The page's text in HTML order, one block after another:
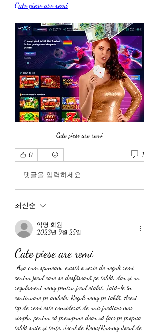
Cate piese are remi
Cate piese are remi
0 1
댓글을 입력하세요.
최신순
익명 회원
2023년 9월 25일
Cate piese are remi
pentru jocul care se desfășoară pe tablă, dar și un
regulament remy pentru jocul etalat. Iată-le în
continuare pe ambele: Reguli remy pe tablă; Acest
tip de remi este considerat de unii jucători mai
simplu, pentru că presupune doar să faci pe propria
tablă suite și terțe. Jocul de Remi/Rummy Jocul de